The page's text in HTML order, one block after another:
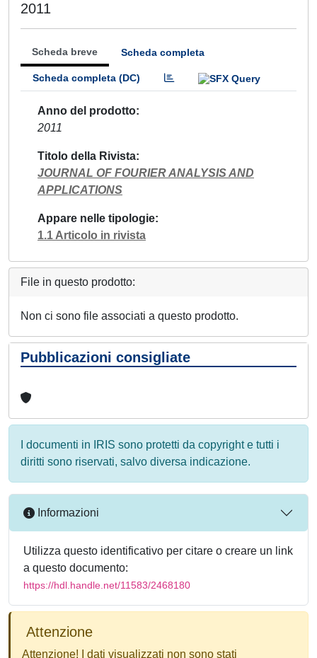
2011
Scheda breve Scheda completa
Scheda completa (DC)
Anno del prodotto
2011
Titolo della Rivista
JOURNAL OF FOURIER ANALYSIS AND
APPLICATIONS
Appare nelle tipologie
1.1 Articolo in rivista
File in questo prodotto:
Non ci sono file associati a questo prodotto.
Pubblicazioni consigliate
I documenti in IRIS sono protetti da copyright e tutti i
diritti sono riservati, salvo diversa indicazione.
Informazioni
Utilizza questo identificativo per citare o creare un link
a questo documento:
https://hdl.handle.net/11583/2468180
Attenzione
Attenzione! I dati visualizzati non sono stati